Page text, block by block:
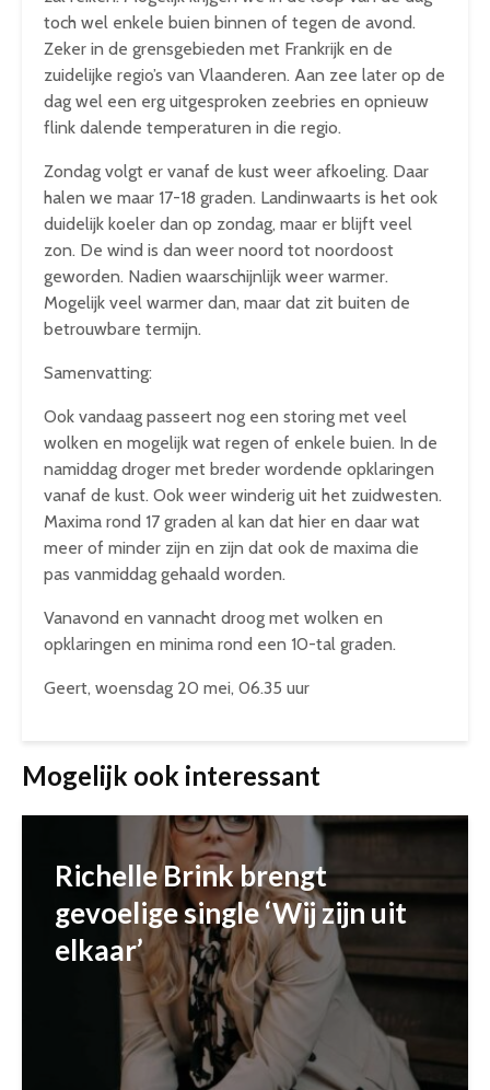
toch wel enkele buien binnen of tegen de avond.
Zeker in de grensgebieden met Frankrijk en de
zuidelijke regio’s van Vlaanderen. Aan zee later op de
dag wel een erg uitgesproken zeebries en opnieuw
flink dalende temperaturen in die regio.
Zondag volgt er vanaf de kust weer afkoeling. Daar
halen we maar 17-18 graden. Landinwaarts is het ook
duidelijk koeler dan op zondag, maar er blijft veel
zon. De wind is dan weer noord tot noordoost
geworden. Nadien waarschijnlijk weer warmer.
Mogelijk veel warmer dan, maar dat zit buiten de
betrouwbare termijn.
Samenvatting:
Ook vandaag passeert nog een storing met veel
wolken en mogelijk wat regen of enkele buien. In de
namiddag droger met breder wordende opklaringen
vanaf de kust. Ook weer winderig uit het zuidwesten.
Maxima rond 17 graden al kan dat hier en daar wat
meer of minder zijn en zijn dat ook de maxima die
pas vanmiddag gehaald worden.
Vanavond en vannacht droog met wolken en
opklaringen en minima rond een 10-tal graden.
Geert, woensdag 20 mei, 06.35 uur
Mogelijk ook interessant
Richelle Brink brengt
gevoelige single ‘Wij zijn uit
elkaar’